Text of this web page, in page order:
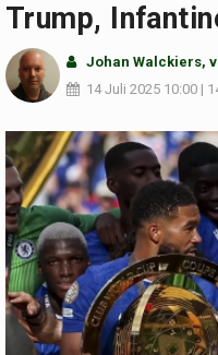
Trump,
Johan Walckiers,
14 Juli 2025 10:00 |